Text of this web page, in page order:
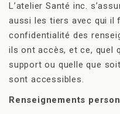
L’atelier Santé inc.
aussi les tiers avec qui
confidentialité des
ils ont accès, et ce, quel
support ou quelle que
sont accessibles.
Renseignements